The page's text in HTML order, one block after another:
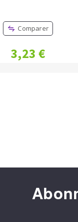
Comparer
3,23 €